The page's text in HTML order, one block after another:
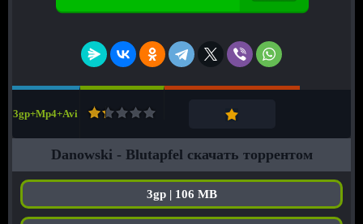
3gp+Mp4+Avi
Danowski - Blutapfel скачать торрентом
3gp | 106 MB